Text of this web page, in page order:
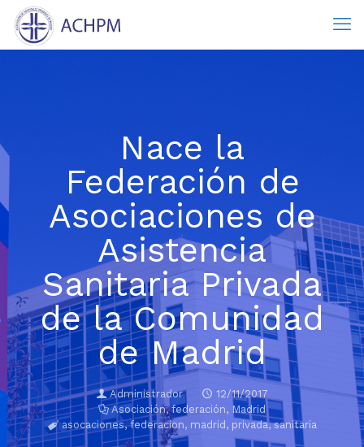
Nace la
Federación de
Asociaciones de
Asistencia
Sanitaria Privada
de la Comunidad
de Madrid
Administrador
12/11/2017
Asociación,federación, Madrid
asocaciones,federacion, madrid , privada,sanitaria